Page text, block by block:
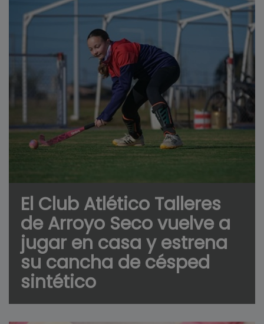
El Club Atlético Talleres
de Arroyo Seco vuelve a
jugar en casa y estrena
su cancha de césped
sintético